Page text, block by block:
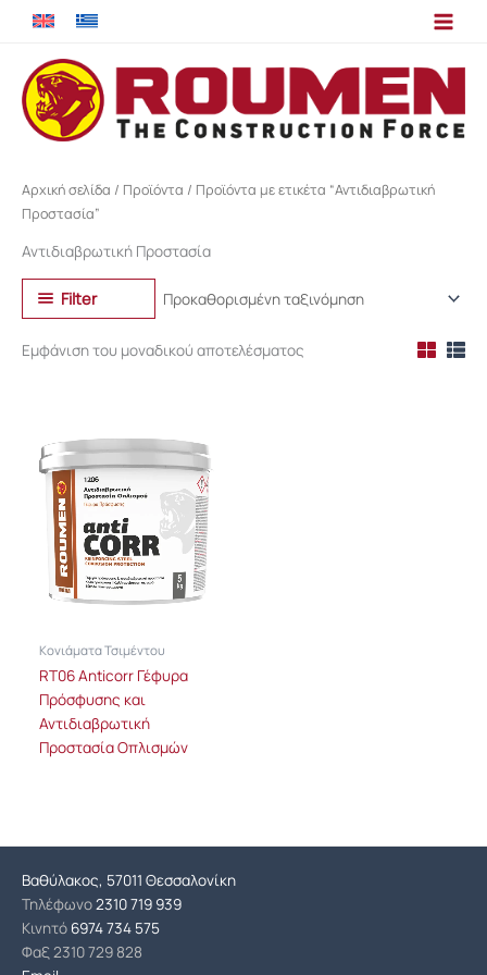
Μετάβαση
περιεχόμενο
Αρχική σελίδα / Προϊόντα / Προϊόντα με ετικέτα “Αντιδιαβρωτική
Προστασία”
Αντιδιαβρωτική Προστασία
Filter
Εμφάνιση του μοναδικού αποτελέσματος
Κονιάματα Τσιμέντου
RT06 Anticorr Γέφυρα
Πρόσφυσης και
Αντιδιαβρωτική
Προστασία Οπλισμών
Βαθύλακος, 57011 Θεσσαλονίκη
Τηλέφωνο2310 719 939
Κινητό 6974 734 575
Φαξ 2310 729 828